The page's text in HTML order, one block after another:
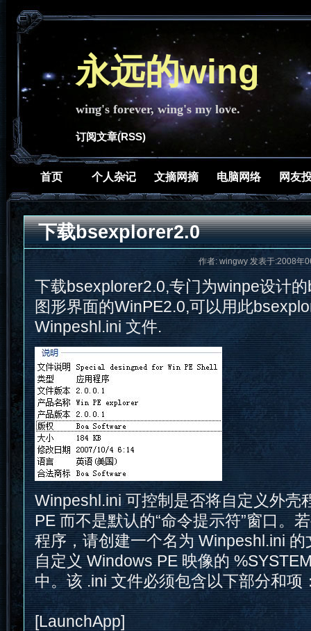
永远的wing
wing's forever, wing's my love.
订阅文章(RSS)
首页 个人杂记 文摘网摘 电脑网络 网友
下载bsexplorer2.0
作者: wingwy 发表于:2008年
下载bsexplorer2.0,专门为winpe设计
图形界面的WinPE2.0,可以用此
Winpeshl.ini 文件.
Winpeshl.ini 可控制是否将自定义外壳
PE 而不是默认的“命令提示符”窗口。
程序，请创建一个名为 Winpeshl.ini
自定义 Windows PE 映像的
中。该 .ini 文件必须包含以下部分和项
[LaunchApp]